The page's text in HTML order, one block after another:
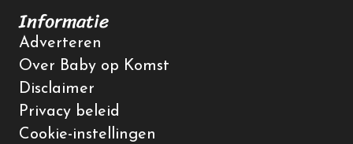
Informatie
Adverteren
Over Baby op Komst
Disclaimer
Privacy beleid
Cookie-instellingen